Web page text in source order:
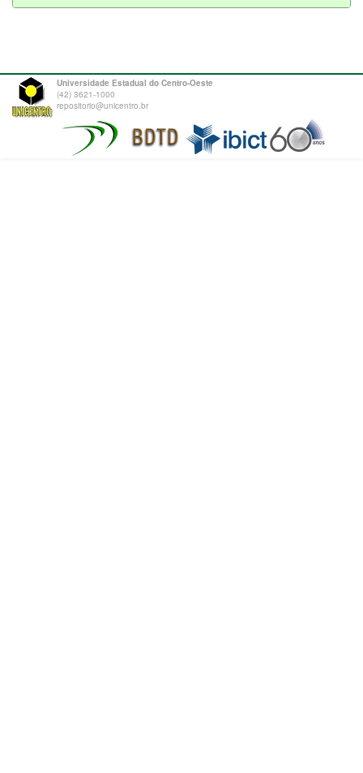
Universidade Estadual do Centro-Oeste
(42) 3621-1000
repositorio@unicentro.br